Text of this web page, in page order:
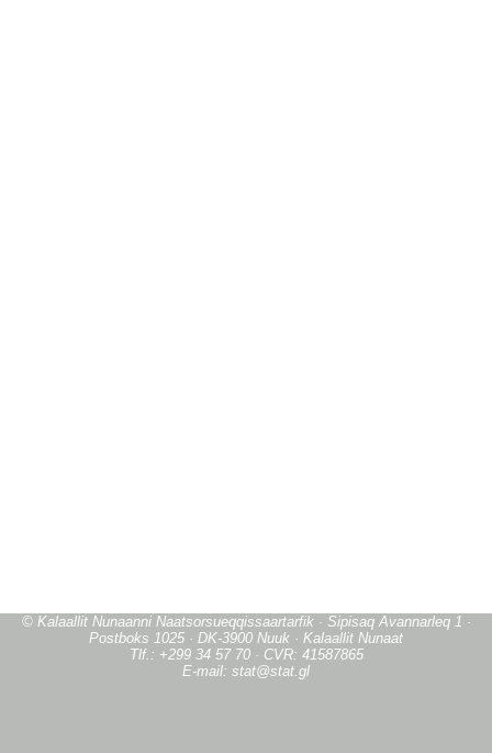
© Kalaallit Nunaanni Naatsorsueqqissaartarfik · Sipisaq Avannarleq 1 ·
Postboks 1025 · DK-3900 Nuuk · Kalaallit Nunaat
Tlf.: +299 34 57 70 · CVR: 41587865
E-mail: stat@stat.gl